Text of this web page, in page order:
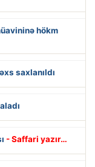
hökm
saxlanıldı
- Saffari yazır…